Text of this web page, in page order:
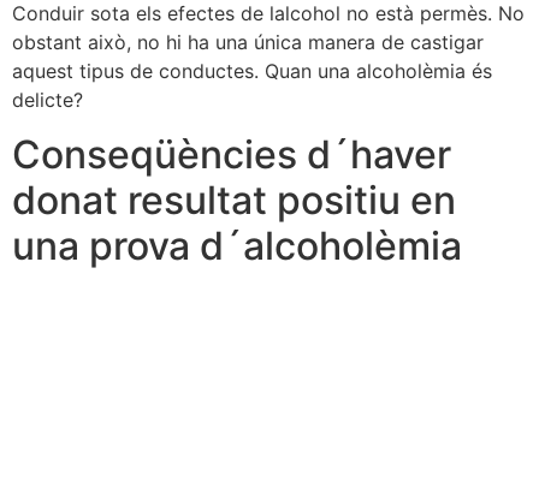
Conduir sota els efectes de lalcohol no està permès. No
obstant això, no hi ha una única manera de castigar
aquest tipus de conductes. Quan una alcoholèmia és
delicte?
Conseqüències d´haver
donat resultat positiu en
una prova d´alcoholèmia